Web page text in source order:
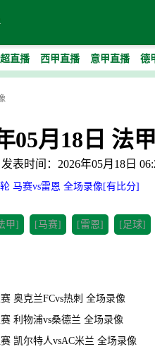
直播 西甲直播 意甲直播 德
05月18日 法
发表时间：2026年05月18日
马赛vs雷恩 全场录像[有比分]
甲] [马赛] [雷恩] [足球]
奥克兰FCvs热刺 全场录像
利物浦vs桑德兰 全场录像
凯尔特人vsAC米兰 全场录像